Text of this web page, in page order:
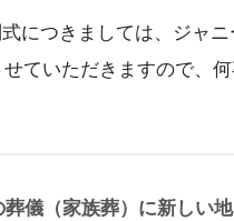
につきましては、ジャ
ていただきますので、
儀（家族葬）に新しい